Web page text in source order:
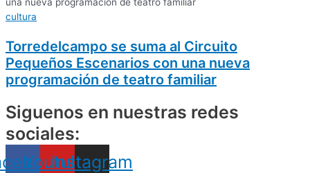
cultura
Torredelcampo se suma al Circuito
Pequeños Escenarios con una nueva
programación de teatro familiar
Siguenos en nuestras redes
sociales:
Youtube
Instagram